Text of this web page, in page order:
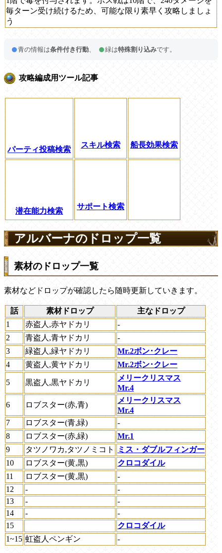
毎ターン受け続けるため、可能な限り素早く攻略しましょ
う
青の情報は条件付き行動 緑は特殊割り込みです。
攻略編成用ツール記事
パーティ投稿検索
スキル検索 船長効果検索
潜在能力検索
サポート検索
アルバーナのドロップ一覧
素材のドロップ一覧
素材などドロップが確認したら随時更新していきます。
話 素材ドロップ
主なドロップ
1
赤盗人,赤ヤドカリ
-
2
青盗人,青ヤドカリ
-
3
緑盗人,緑ヤドカリ
Mr.2ボン･クレー
4
黄盗人,黄ヤドカリ Mr.2ボン･クレー
5 黒盗人,黒ヤドカリ
メリークリスマス
Mr.4
6
ロブスター(赤,青)
メリークリスマス
Mr.4
7
ロブスター(青,緑)
-
8
ロブスター(赤,緑)
Mr.1
9
タツノワカ,タツノミコト
ミス・ダブルフィンガー
10
ロブスター(黄,黒)
クロコダイル
11
ロブスター(黄,黒)
-
12
-
-
13
-
-
14
-
-
15
クロコダイル
1~15 虹盗人ペンギン -